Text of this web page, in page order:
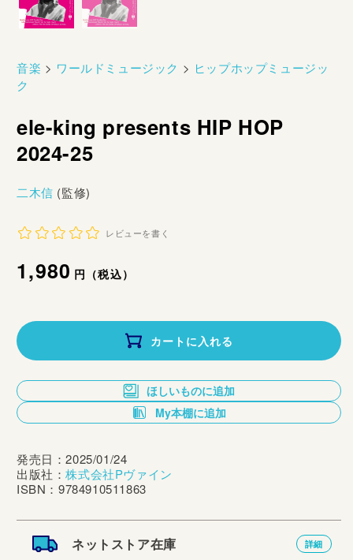
音楽 > ワールドミュージック > ヒップホップミュージッ
ク
ele-king presents HIP HOP
2024-25
二木信 (監修)
レビューを書く
通
価
格
1,980円（税込）
カートに入れる
ほしいものに追加
My本棚に追加
発売日：2025/01/24
出版社：株式会社Pヴァイン
ISBN：9784910511863
ネットストア在庫 詳細